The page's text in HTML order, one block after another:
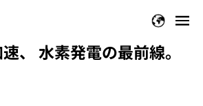
、 水素発電の最前線。